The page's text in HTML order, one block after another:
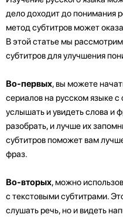
дело доходит до понимания
метод субтитров может
В этой статье мы
субтитров для улучшения
Во-первых, вы можете
сериалов на русском языке
услышать и увидеть слова и
разобрать, и лучше их
субтитров поможет вам
фраз.
Во-вторых, можно
с текстовыми субтитрами.
слушать речь, но и видеть